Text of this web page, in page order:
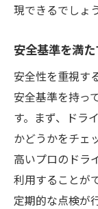
料金の
最新技
運転
福岡
安全
緊急
顧客
対策
現できるでしょう
安全基準を満
安全性を重視す
安全基準を持っ
す。まず、ドラ
かどうかをチェ
高いプロのドラ
利用することが
定期的な点検が